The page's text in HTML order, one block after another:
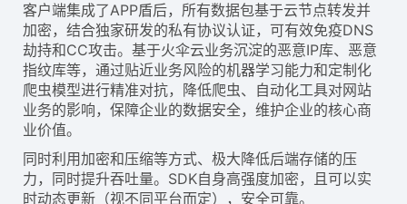
客户端集成了APP盾后，所有数据包基于云节点转发并
加密，结合独家研发的私有协议认证，可有效免疫DNS
劫持和CC攻击。基于火伞云业务沉淀的恶意IP库、恶意
指纹库等，通过贴近业务风险的机器学习能力和定制化
爬虫模型进行精准对抗，降低爬虫、自动化工具对网站
业务的影响，保障企业的数据安全，维护企业的核心商
业价值。
同时利用加密和压缩等方式、极大降低后端存储的压
力，同时提升吞吐量。SDK自身高强度加密，且可以实
时动态更新（视不同平台而定），安全可靠。